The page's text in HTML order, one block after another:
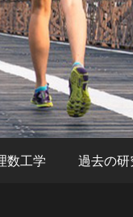
数工学 過去の研